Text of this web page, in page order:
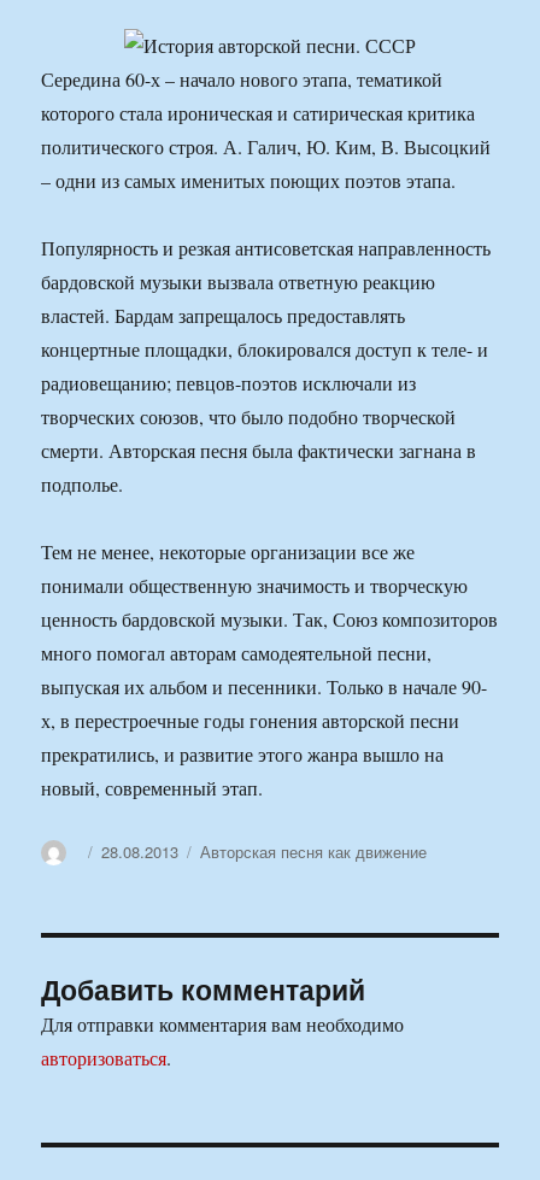
Середина 60-х – начало нового этапа, тематикой
которого стала ироническая и сатирическая критика
политического строя. А. Галич, Ю. Ким, В. Высоцкий
– одни из самых именитых поющих поэтов этапа.
Популярность и резкая антисоветская направленность
бардовской музыки вызвала ответную реакцию
властей. Бардам запрещалось предоставлять
концертные площадки, блокировался доступ к теле- и
радиовещанию; певцов-поэтов исключали из
творческих союзов, что было подобно творческой
смерти. Авторская песня была фактически загнана в
подполье.
Тем не менее, некоторые организации все же
понимали общественную значимость и творческую
ценность бардовской музыки. Так, Союз композиторов
много помогал авторам самодеятельной песни,
выпуская их альбом и песенники. Только в начале 90-
х, в перестроечные годы гонения авторской песни
прекратились, и развитие этого жанра вышло на
новый, современный этап.
АвторОпубликовано
28.08.2013 Рубрики
Авторская песня как движение
Добавить комментарий
Для отправки комментария вам необходимо
авторизоваться.